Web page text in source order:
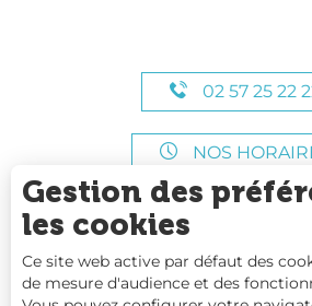
02 57 25 22
NOS
Gestion des
les cookies
Ce site web active par défaut des
de mesure d'audience et des